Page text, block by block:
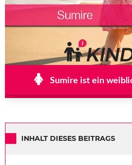
Sumire ist ein
INHALT DIESES BEITRAGS